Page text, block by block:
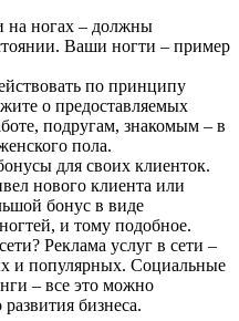
на ногах – должны
Ваши ногти – пример
по принципу
о предоставляемых
подругам, знакомым – в
пола.
для своих клиенток.
нового клиента или
бонус в виде
и тому подобное.
Реклама услуг в сети –
и популярных. Социальные
– все это можно
бизнеса.